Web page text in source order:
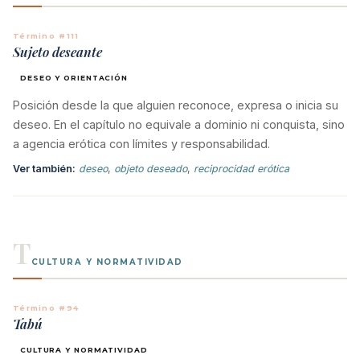
Término #111
Sujeto deseante
DESEO Y ORIENTACIÓN
Posición desde la que alguien reconoce, expresa o inicia su
deseo. En el capítulo no equivale a dominio ni conquista, sino
a agencia erótica con límites y responsabilidad.
Ver también: deseo, objeto deseado, reciprocidad erótica
TCULTURA Y NORMATIVIDAD
Término #94
Tabú
CULTURA Y NORMATIVIDAD